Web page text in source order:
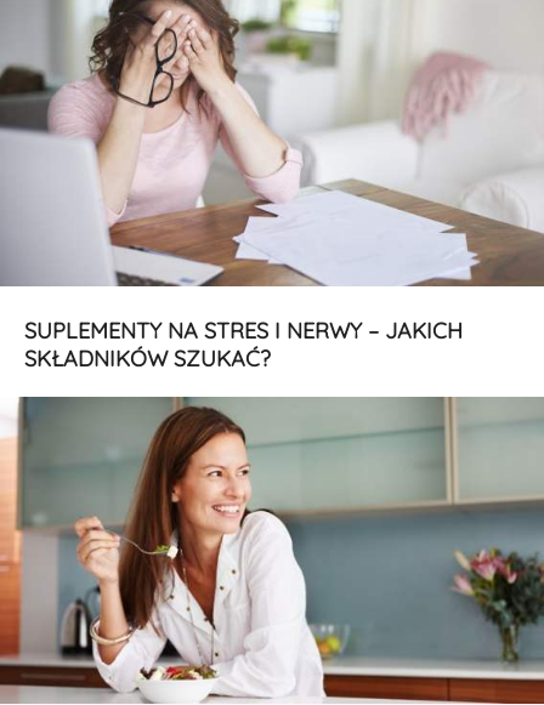
SUPLEMENTY NA STRES I NERWY – JAKICH
SKŁADNIKÓW SZUKAĆ?